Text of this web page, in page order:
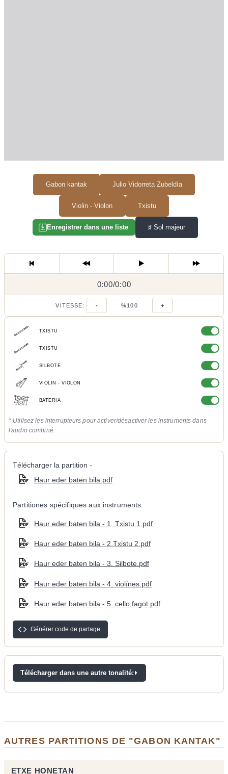
Gabon kantak Julio Vidorreta Zubeldía
Violin - Violon Txistu
Enregistrer dans une liste ♯ Sol majeur
0:00/
0:00/0:00
VITESSE: - %100 +
TXISTU
TXISTU
SILBOTE
VIOLIN - VIOLON
BATERIA
* Utilisez les interrupteurs pour activer/désactiver les instruments dans
l'audio combiné.
Télécharger la partition -
Haur eder baten bila.pdf
Partitiones spécifiques aux instruments:
Haur eder baten bila - 1. Txistu 1.pdf
Haur eder baten bila - 2.Txistu 2.pdf
Haur eder baten bila - 3. Silbote.pdf
Haur eder baten bila - 4. violínes.pdf
Haur eder baten bila - 5. cello,fagot.pdf
Générer code de partage
Télécharger dans une autre tonalité:
AUTRES PARTITIONS DE "GABON KANTAK"
ETXE HONETAN